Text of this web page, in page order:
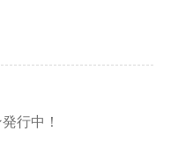
行中！